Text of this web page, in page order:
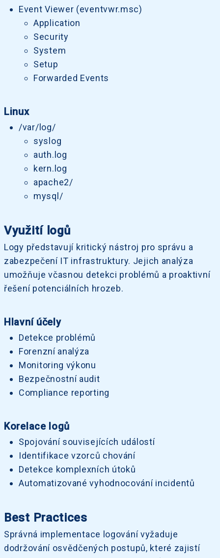
Event Viewer (eventvwr.msc)
Application
Security
System
Setup
Forwarded Events
Linux
/var/log/
syslog
auth.log
kern.log
apache2/
mysql/
Využití logů
Logy představují kritický nástroj pro správu a
zabezpečení IT infrastruktury. Jejich analýza
umožňuje včasnou detekci problémů a proaktivní
řešení potenciálních hrozeb.
Hlavní účely
Detekce problémů
Forenzní analýza
Monitoring výkonu
Bezpečnostní audit
Compliance reporting
Korelace logů
Spojování souvisejících událostí
Identifikace vzorců chování
Detekce komplexních útoků
Automatizované vyhodnocování incidentů
Best Practices
Správná implementace logování vyžaduje
dodržování osvědčených postupů, které zajistí